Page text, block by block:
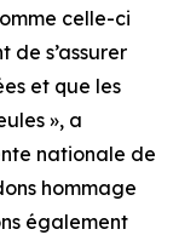
celle-ci
de s’assurer
et que les
», a
nationale de
hommage
également